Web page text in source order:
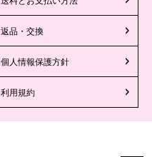
返品・交換
個人情報保護方針
利用規約